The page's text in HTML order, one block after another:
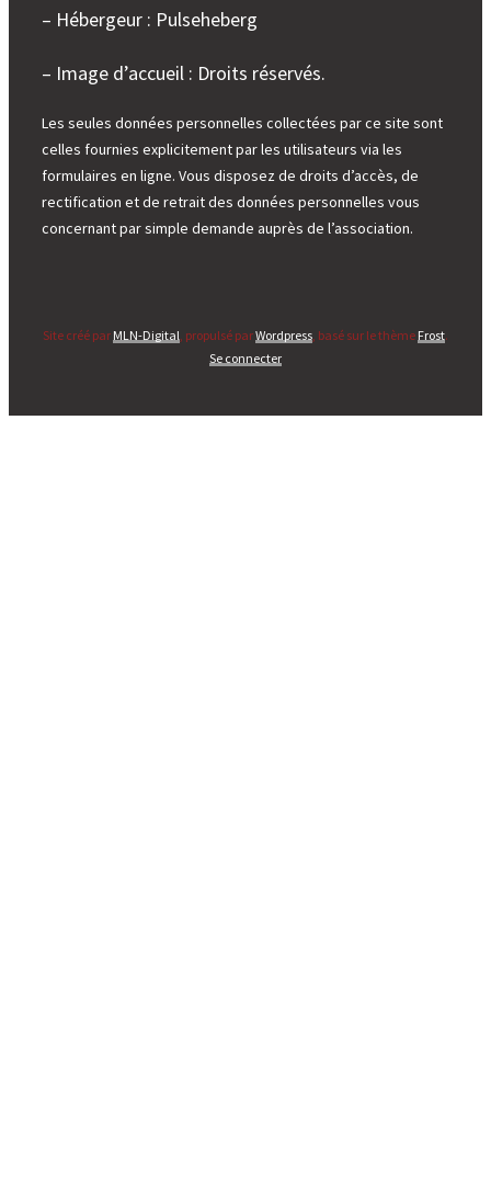
– Hébergeur : Pulseheberg
– Image d’accueil : Droits réservés.
Les seules données personnelles collectées par ce site sont
celles fournies explicitement par les utilisateurs via les
formulaires en ligne. Vous disposez de droits d’accès, de
rectification et de retrait des données personnelles vous
concernant par simple demande auprès de l’association.
Site créé par MLN-Digital, propulsé parWordpress, basé sur le thème Frost.
Se connecter